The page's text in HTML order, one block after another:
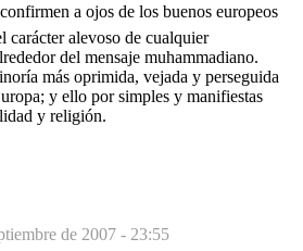
a ojos de los buenos europeos
carácter alevoso de cualquier
del mensaje muhammadiano.
más oprimida, vejada y perseguida
y ello por simples y manifiestas
y religión.
de 2007 - 23:55